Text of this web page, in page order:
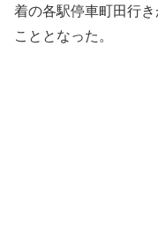
着の各駅停車町田行
こととなった。